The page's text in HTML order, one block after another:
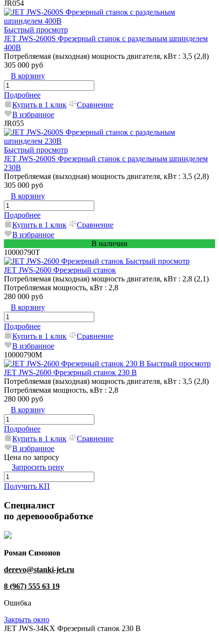
JR054
Быстрый просмотр
JET JWS-2600S Фрезерный станок с раздельным шпинделем
400В
Потребляемая (выходная) мощность двигателя, кВт : 3,5 (2,8)
305 000 руб
В корзину
Подробнее
Купить в 1 клик
Сравнение
В избранное
JR055
Быстрый просмотр
JET JWS-2600S Фрезерный станок с раздельным шпинделем
230В
Потребляемая (выходная) мощность двигателя, кВт : 3,5 (2,8)
305 000 руб
В корзину
Подробнее
Купить в 1 клик
Сравнение
В избранное
В наличии
10000790T
Быстрый просмотр
JET JWS-2600 Фрезерный станок
Потребляемая (выходная) мощность двигателя, кВт : 2,8 (2,1)
Потребляемая мощность, кВт : 2,8
280 000 руб
В корзину
Подробнее
Купить в 1 клик
Сравнение
В избранное
10000790M
Быстрый просмотр
JET JWS-2600 Фрезерный станок 230 В
Потребляемая (выходная) мощность двигателя, кВт : 3,5 (2,8)
Потребляемая мощность, кВт : 2,8
280 000 руб
В корзину
Подробнее
Купить в 1 клик
Сравнение
В избранное
Цена по запросу
Запросить цену
Получить КП
Специалист
по деревоообработке
Роман Симонов
derevo@stanki-jet.ru
8 (967) 555 63 19
Ошибка
Закрыть окно
JET JWS-34KX Фрезерный станок 230 В